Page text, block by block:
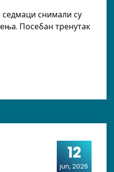
снимали су
Посебан тренутак
12
jun, 2026